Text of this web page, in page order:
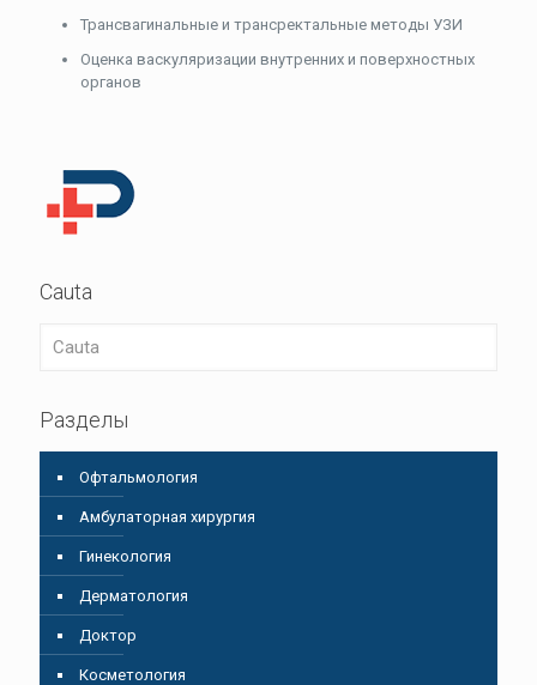
Трансвагинальные и трансректальные методы УЗИ
Оценка васкуляризации внутренних и поверхностных
органов
Cauta
Разделы
Oфтальмология
Амбулаторная хирургия
Гинекология
Дерматология
Доктор
Косметология